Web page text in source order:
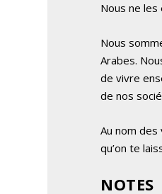
Nous ne
Nous
Arabes.
de vivre
de nos
Au nom
qu’on te
NOTES